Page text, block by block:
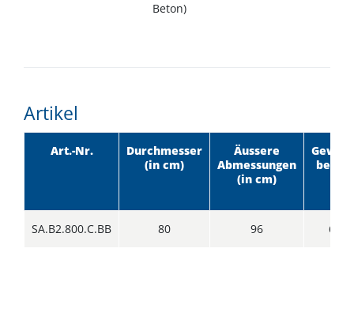
Beton)
Artikel
Art.-Nr.
Durchmesser
(in cm)
Äussere
Abmessungen
(in cm)
befüllt
SA.B2.800.C.BB 80 96 60